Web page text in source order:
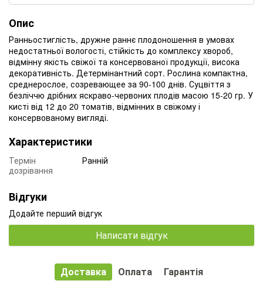
Опис
Ранньостиглість, дружне раннє плодоношення в умовах
недостатньої вологості, стійкість до комплексу хвороб,
відмінну якість свіжої та консервованої продукції, висока
декоративність. Детермінантний сорт. Рослина компактна,
среднерослое, созревающее за 90-100 днів. Суцвіття з
безліччю дрібних яскраво-червоних плодів масою 15-20 гр. У
кисті від 12 до 20 томатів, відмінних в свіжому і
консервованому вигляді.
Характеристики
Термін
дозрівання
Ранній
Відгуки
Додайте перший відгук
Написати відгук
Доставка Оплата Гарантія